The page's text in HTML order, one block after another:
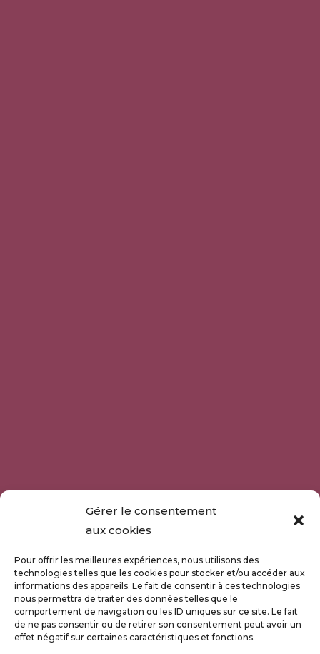
Gérer le consentement
aux cookies
Pour offrir les meilleures expériences, nous utilisons des
technologies telles que les cookies pour stocker et/ou accéder aux
informations des appareils. Le fait de consentir à ces technologies
nous permettra de traiter des données telles que le
comportement de navigation ou les ID uniques sur ce site. Le fait
de ne pas consentir ou de retirer son consentement peut avoir un
effet négatif sur certaines caractéristiques et fonctions.